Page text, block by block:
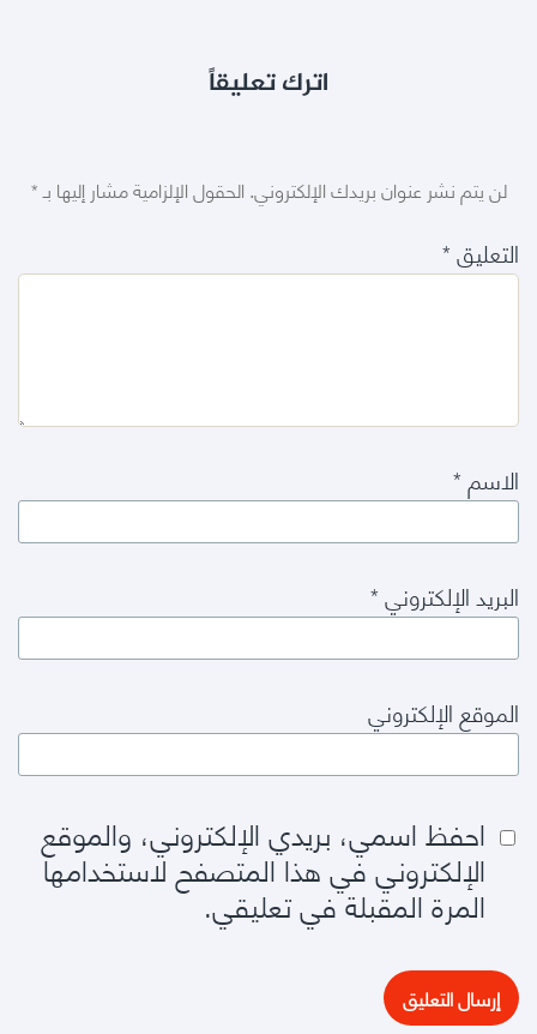
اترك تعليقاً
لن يتم نشر عنوان بريدك الإلكتروني.الحقول الإلزامية مشار إليها بـ*
التعليق*
الاسم*
البريد الإلكتروني*
الموقع الإلكتروني
احفظ اسمي، بريدي الإلكتروني، والموقع
الإلكتروني في هذا المتصفح لاستخدامها
المرة المقبلة في تعليقي.